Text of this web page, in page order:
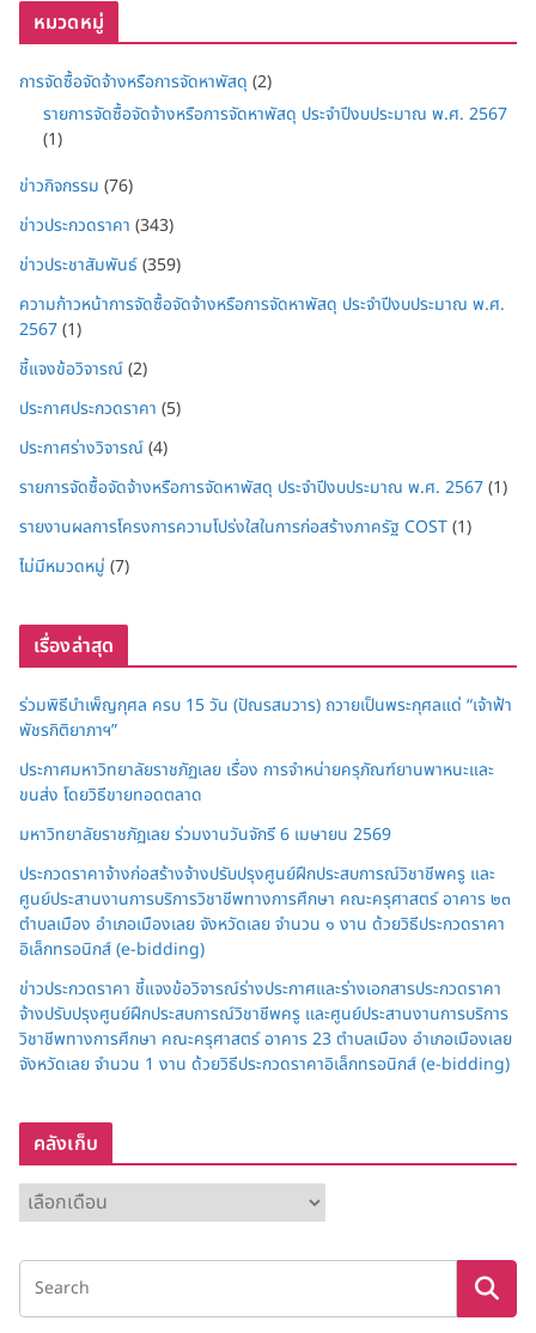
หมวดหมู่
การจัดซื้อจัดจ้างหรือการจัดหาพัสดุ (2)
รายการจัดซื้อจัดจ้างหรือการจัดหาพัสดุ ประจำปีงบประมาณ พ.ศ. 2567
(1)
ข่าวกิจกรรม (76)
ข่าวประกวดราคา (343)
ข่าวประชาสัมพันธ์(359)
ความก้าวหน้าการจัดซื้อจัดจ้างหรือการจัดหาพัสดุ ประจำปีงบประมาณ พ.ศ.
2567(1)
ชี้แจงข้อวิจารณ์(2)
ประกาศประกวดราคา (5)
ประกาศร่างวิจารณ์(4)
รายการจัดซื้อจัดจ้างหรือการจัดหาพัสดุ ประจำปีงบประมาณ พ.ศ. 2567(1)
รายงานผลการโครงการความโปร่งใสในการก่อสร้างภาครัฐ COST(1)
ไม่มีหมวดหมู่ (7)
เรื่องล่าสุด
ร่วมพิธีบำเพ็ญกุศล ครบ 15 วัน (ปัณรสมวาร) ถวายเป็นพระกุศลแด่ “เจ้าฟ้า
พัชรกิติยาภาฯ”
ประกาศมหาวิทยาลัยราชภัฏเลย เรื่อง การจำหน่ายครุภัณฑ์ยานพาหนะและ
ขนส่ง โดยวิธีขายทอดตลาด
มหาวิทยาลัยราชภัฏเลย ร่วมงานวันจักรี 6 เมษายน 2569
ประกวดราคาจ้างก่อสร้างจ้างปรับปรุงศูนย์ฝึกประสบการณ์วิชาชีพครู และ
ศูนย์ประสานงานการบริการวิชาชีพทางการศึกษา คณะครุศาสตร์ อาคาร ๒๓
ตำบลเมือง อำเภอเมืองเลย จังหวัดเลย จำนวน ๑ งาน ด้วยวิธีประกวดราคา
อิเล็กทรอนิกส์ (e-bidding)
ข่าวประกวดราคา ชี้แจงข้อวิจารณ์ร่างประกาศและร่างเอกสารประกวดราคา
จ้างปรับปรุงศูนย์ฝึกประสบการณ์วิชาชีพครู และศูนย์ประสานงานการบริการ
วิชาชีพทางการศึกษา คณะครุศาสตร์ อาคาร 23 ตำบลเมือง อำเภอเมืองเลย
จังหวัดเลย จำนวน 1 งาน ด้วยวิธีประกวดราคาอิเล็กทรอนิกส์ (e-bidding)
คลังเก็บ
ลั
ง
ก็